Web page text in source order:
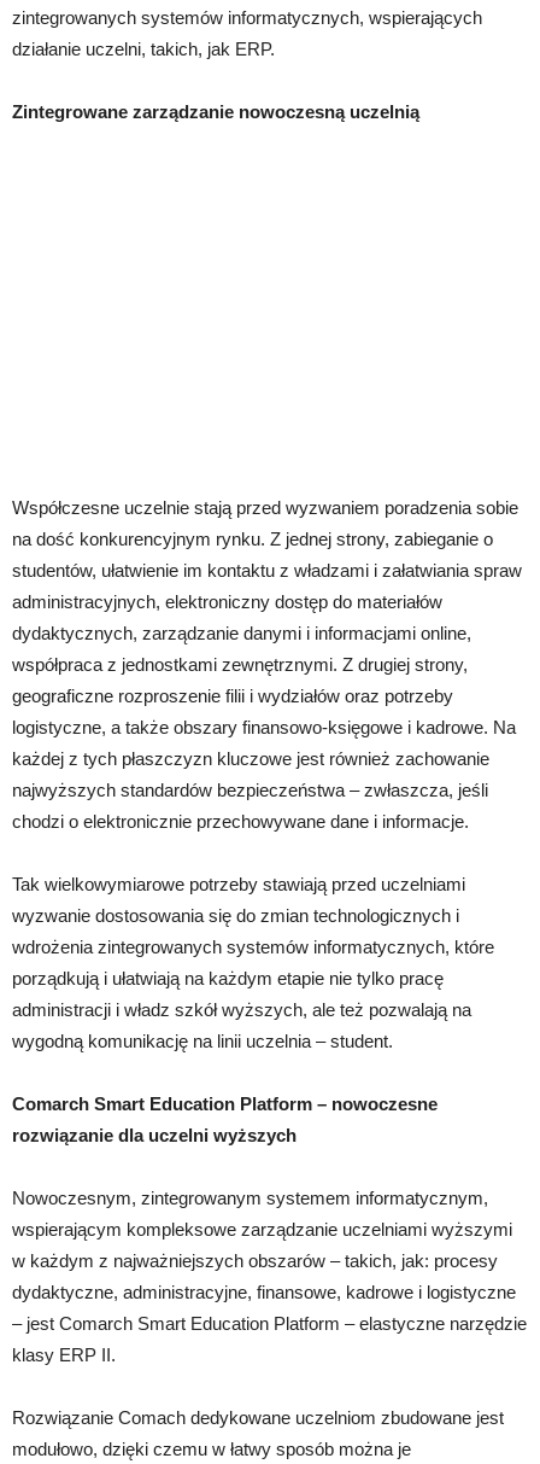
zintegrowanych systemów informatycznych, wspierających
działanie uczelni, takich, jak ERP.
Zintegrowane zarządzanie nowoczesną uczelnią
Współczesne uczelnie stają przed wyzwaniem poradzenia sobie
na dość konkurencyjnym rynku. Z jednej strony, zabieganie o
studentów, ułatwienie im kontaktu z władzami i załatwiania spraw
administracyjnych, elektroniczny dostęp do materiałów
dydaktycznych, zarządzanie danymi i informacjami online,
współpraca z jednostkami zewnętrznymi. Z drugiej strony,
geograficzne rozproszenie filii i wydziałów oraz potrzeby
logistyczne, a także obszary finansowo-księgowe i kadrowe. Na
każdej z tych płaszczyzn kluczowe jest również zachowanie
najwyższych standardów bezpieczeństwa – zwłaszcza, jeśli
chodzi o elektronicznie przechowywane dane i informacje.
Tak wielkowymiarowe potrzeby stawiają przed uczelniami
wyzwanie dostosowania się do zmian technologicznych i
wdrożenia zintegrowanych systemów informatycznych, które
porządkują i ułatwiają na każdym etapie nie tylko pracę
administracji i władz szkół wyższych, ale też pozwalają na
wygodną komunikację na linii uczelnia – student.
Comarch Smart Education Platform – nowoczesne
rozwiązanie dla uczelni wyższych
Nowoczesnym, zintegrowanym systemem informatycznym,
wspierającym kompleksowe zarządzanie uczelniami wyższymi
w każdym z najważniejszych obszarów – takich, jak: procesy
dydaktyczne, administracyjne, finansowe, kadrowe i logistyczne
– jest Comarch Smart Education Platform – elastyczne narzędzie
klasy ERP II.
Rozwiązanie Comach dedykowane uczelniom zbudowane jest
modułowo, dzięki czemu w łatwy sposób można je